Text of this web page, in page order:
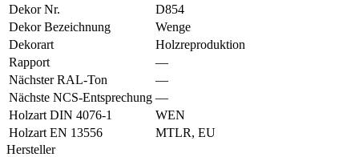
Dekor Nr.
D854
Dekor Bezeichnung
Wenge
Dekorart
Holzreproduktion
Rapport
—
Nächster RAL-Ton
—
Nächste NCS-Entsprechung —
Holzart DIN 4076-1
WEN
Holzart EN 13556
MTLR, EU
Hersteller